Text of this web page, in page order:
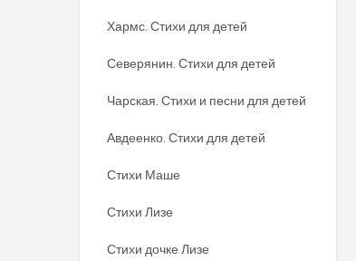
Хармс. Стихи для детей
Северянин. Стихи для детей
Чарская. Стихи и песни для детей
Авдеенко. Стихи для детей
Стихи Маше
Стихи Лизе
Стихи дочке Лизе